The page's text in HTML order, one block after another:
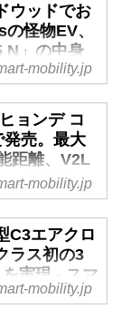
ウッドでお
怪物EV、
N」の中身
ビリティJP
月13日に英国
スで開催され
ド・フェステ
ード」で、
オニック・フ
発表した。こ
ツする」と
と言えるもの
改めて見てみ
mobility.jp
ョンデ コ
売。最大
距離、V2L
た高機能EV
リティJP
ョンデモビ
ンパクトボ
KONA）」の
mobility.jp
C3エアクロ
ラス初の3
実現 - スマ
mobility.jp